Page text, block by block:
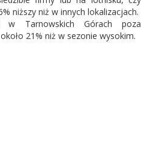
niższy niż w innych lokalizacjach.
w Tarnowskich Górach poza
21% niż w sezonie wysokim.